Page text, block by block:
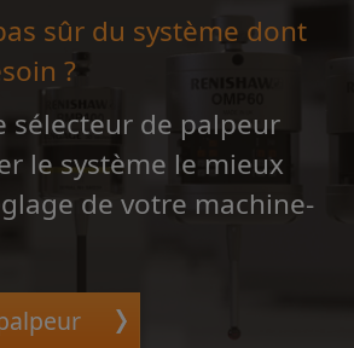
sûr du système dont
?
sélecteur de palpeur
le système le mieux
de votre machine-